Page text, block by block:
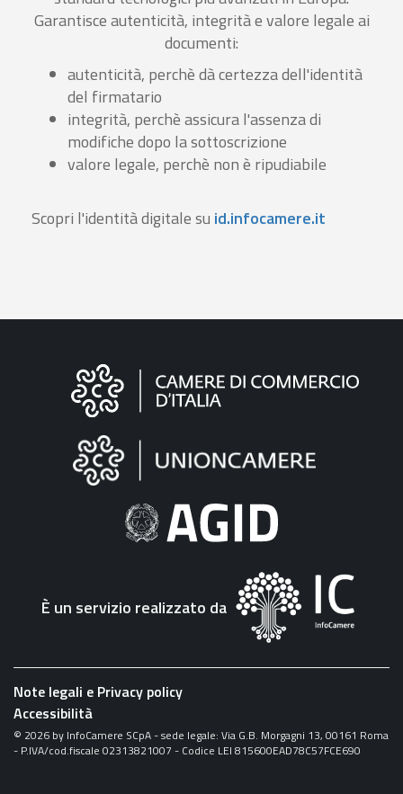
Garantisce autenticità, integrità e valore legale ai
documenti:
autenticità, perchè dà certezza dell'identità
del firmatario
integrità, perchè assicura l'assenza di
modifiche dopo la sottoscrizione
valore legale, perchè non è ripudiabile
Scopri l'identità digitale su id.infocamere.it
Informazioni
"Fattura
Elettronica"
È un servizio realizzato da
Note legali e Privacy policy
Accessibilità
© 2026 by InfoCamere SCpA - sede legale: Via G.B. Morgagni 13, 00161 Roma
- P.IVA/cod.fiscale 02313821007 - Codice LEI 815600EAD78C57FCE690